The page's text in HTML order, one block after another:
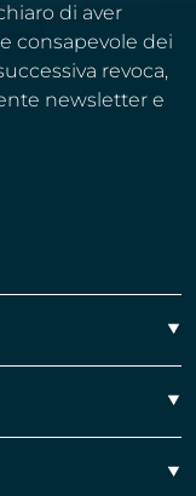
di aver
consapevole dei
revoca,
newsletter e